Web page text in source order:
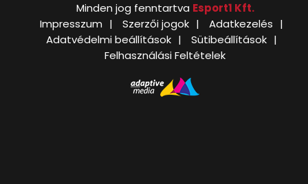
Minden jog fenntartva Esport1 Kft.
Impresszum
Szerzői jogok
Adatkezelés
Adatvédelmi beállítások
Sütibeállítások
Felhasználási Feltételek